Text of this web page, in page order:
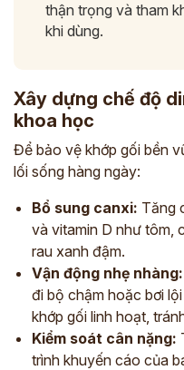
thận trọng và tham
khi dùng.
Xây dựng chế độ
khoa học
Để bảo vệ khớp gối bền
lối sống hàng ngày:
Bổ sung canxi: Tăng
và vitamin D như tôm,
rau xanh đậm.
Vận động nhẹ nhàng:
đi bộ chậm hoặc bơi
khớp gối linh hoạt,
Kiểm soát cân nặng:
trình khuyến cáo của